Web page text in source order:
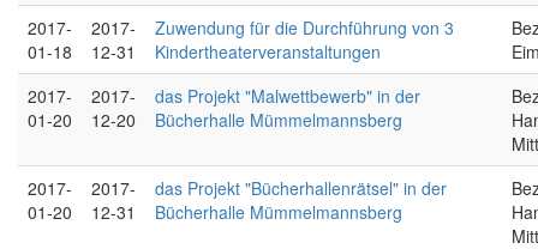
2017-
01-18
2017-
12-31
Zuwendung für die Durchführung von 3
Kindertheaterveranstaltungen
2017-
01-20
2017-
12-20
das Projekt "Malwettbewerb" in der
Bücherhalle Mümmelmannsberg
2017-
01-20
2017-
12-31
das Projekt "Bücherhallenrätsel" in der
Bücherhalle Mümmelmannsberg